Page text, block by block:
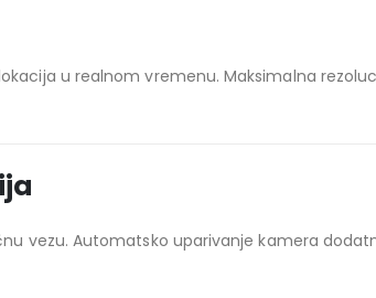
u realnom vremenu. Maksimalna
vezu. Automatsko uparivanje kamera